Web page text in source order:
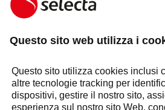
FARE UNA RICHIESTA
Risposta entro 24 ore
Settori